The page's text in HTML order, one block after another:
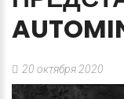
20 октября 2020